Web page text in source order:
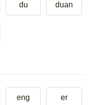
du duan
eng er